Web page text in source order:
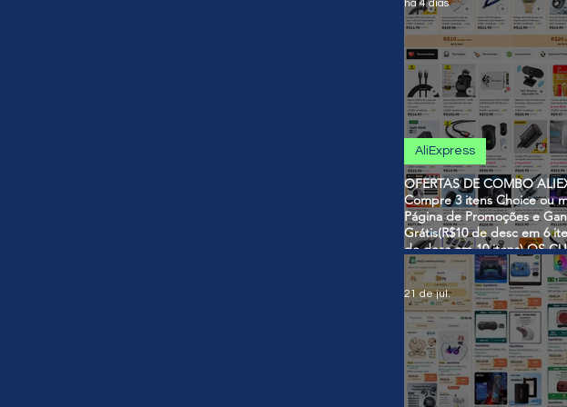
OFERTAS DE COMBO
Compre 3 itens Choice ou
Página de Promoções e
Grátis(R$10 de desc em 6
de desc em 10 itens) OS
SÃO VÁLIDOS NO COMBO
AliExpress
há 4 dias
21 de jul.